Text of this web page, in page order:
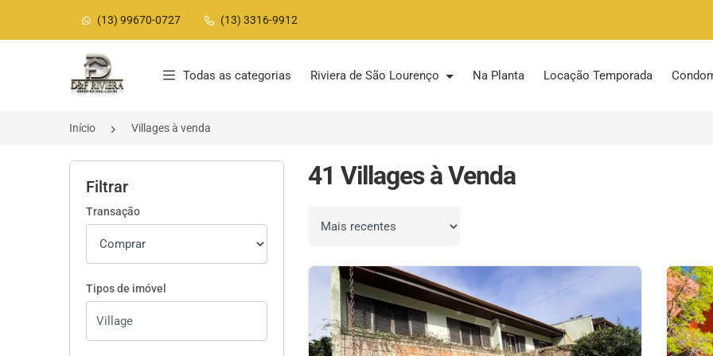
(13) 99670-0727 (13) 3316-9912
Página inicial
Todas as categorias Riviera de São Lourenço Na Planta Locação Temporada
Início Villages à venda
Filtrar
Transação
Tipos de imóvel
41 Villages à Venda
Ordenar por